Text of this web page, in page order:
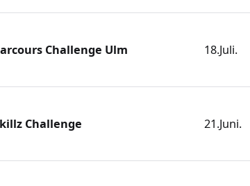
Challenge Ulm 18.Juli.
Challenge 21.Juni.